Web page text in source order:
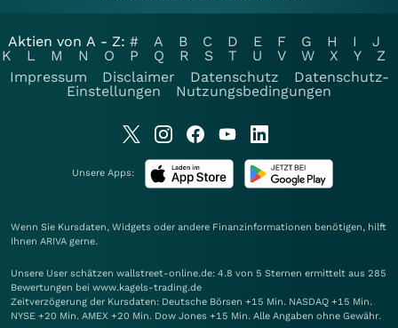
Aktien von A - Z: # A B C D E F G H I
J
K
L M N O P Q R S T U V W X Y
Z
Impressum
Disclaimer Datenschutz
Datenschutz-
Einstellungen
Nutzungsbedingungen
Unsere Apps:
Wenn Sie Kursdaten, Widgets oder andere Finanzinformationen benötigen, hilft
Ihnen ARIVA gerne.
Unsere User schätzen wallstreet-online.de: 4.8 von 5 Sternen ermittelt aus 285
Bewertungen bei www.kagels-trading.de
Zeitverzögerung der Kursdaten: Deutsche Börsen +15 Min. NASDAQ +15 Min.
NYSE +20 Min. AMEX +20 Min. Dow Jones +15 Min. Alle Angaben ohne Gewähr.